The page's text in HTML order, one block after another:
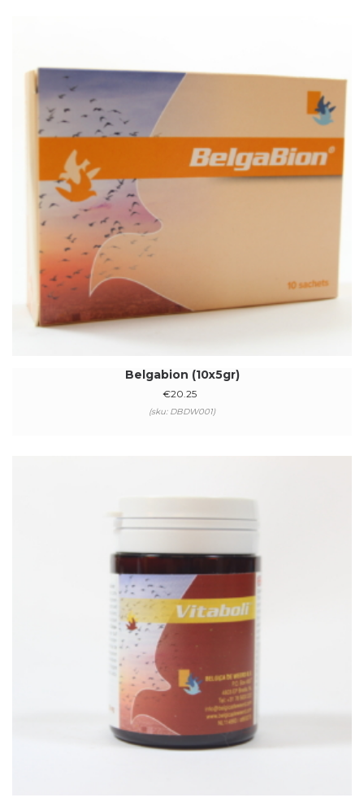
Belgabion (10x5gr)
€20.25
(sku: DBDW001)